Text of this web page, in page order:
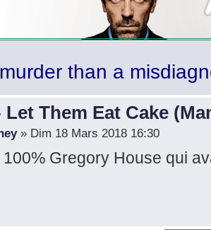
than a
Let Them Eat Cake
» Dim 18 Mars 2018 16:30
Gregory House qui